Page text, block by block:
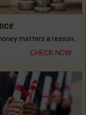
CHECK NOW